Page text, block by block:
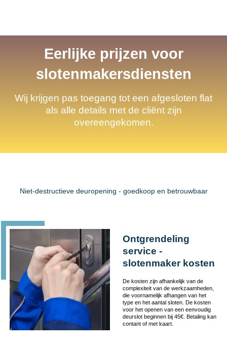
Eerlijke prijzen voor
slotenmakersdiensten
Wij krijgen pas toegang tot een afgesloten flat
als alle details met de cliënt zijn
overeengekomen.
Niet-destructieve deuropening - goedkoop en betrouwbaar
Ontgrendeling
service -
slotenmaker kosten
De kosten zijn afhankelijk van de
complexiteit van de werkzaamheden,
die voornamelijk afhangen van het
type en het aantal sloten. De kosten
voor het openen van een eenvoudig
deurslot beginnen bij 45€. Betaling kan
contant of met kaart.